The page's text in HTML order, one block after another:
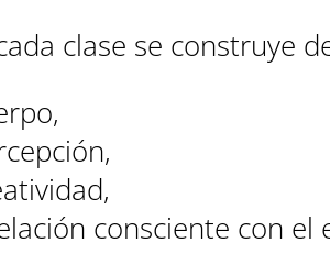
clase se construye
consciente con el